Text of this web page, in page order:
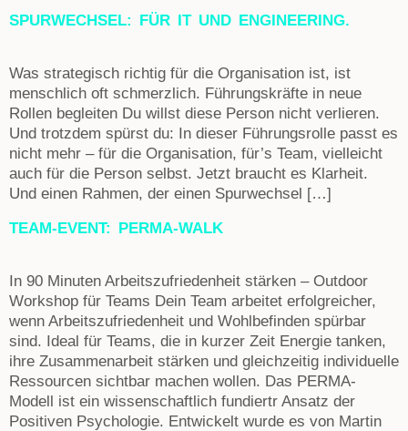
SPURWECHSEL: FÜR IT UND ENGINEERING.
Was strategisch richtig für die Organisation ist, ist
menschlich oft schmerzlich. Führungskräfte in neue
Rollen begleiten Du willst diese Person nicht verlieren.
Und trotzdem spürst du: In dieser Führungsrolle passt es
nicht mehr – für die Organisation, für’s Team, vielleicht
auch für die Person selbst. Jetzt braucht es Klarheit.
Und einen Rahmen, der einen Spurwechsel […]
TEAM-EVENT: PERMA-WALK
In 90 Minuten Arbeitszufriedenheit stärken – Outdoor
Workshop für Teams Dein Team arbeitet erfolgreicher,
wenn Arbeitszufriedenheit und Wohlbefinden spürbar
sind. Ideal für Teams, die in kurzer Zeit Energie tanken,
ihre Zusammenarbeit stärken und gleichzeitig individuelle
Ressourcen sichtbar machen wollen. Das PERMA-
Modell ist ein wissenschaftlich fundiertr Ansatz der
Positiven Psychologie. Entwickelt wurde es von Martin